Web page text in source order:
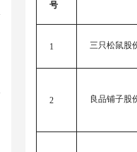
号
1 三只松鼠股
2 良品铺子股